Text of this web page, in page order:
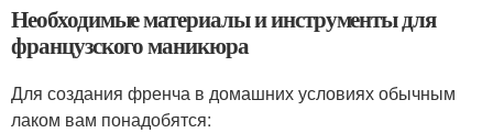
Необходимые материалы и инструменты для
французского маникюра
Для создания френча в домашних условиях обычным
лаком вам понадобятся: